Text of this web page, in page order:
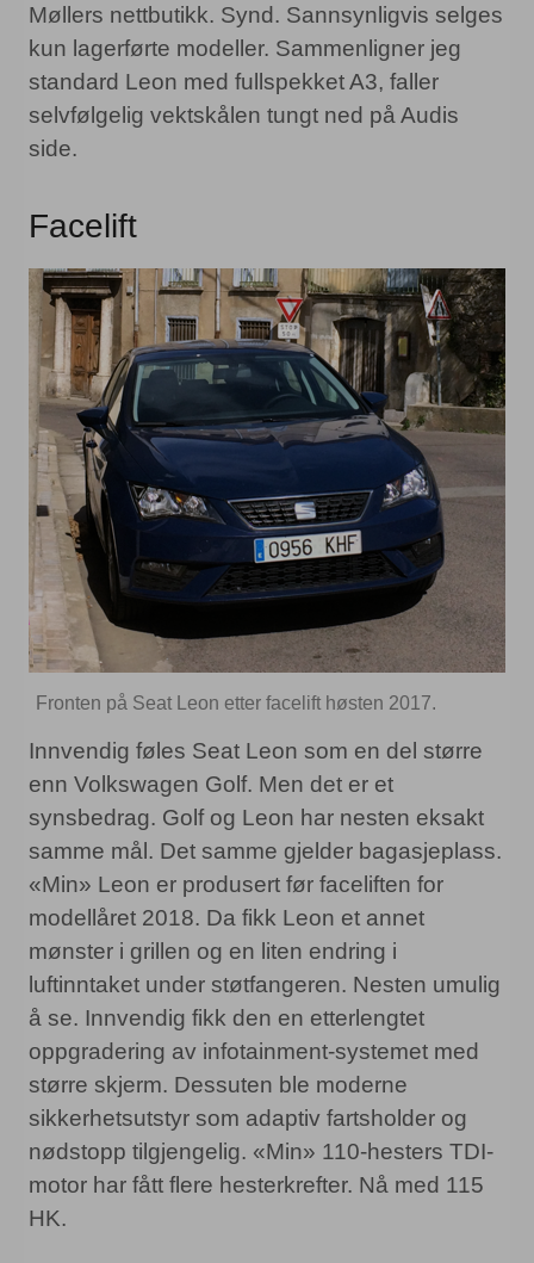
Møllers nettbutikk. Synd. Sannsynligvis selges
kun lagerførte modeller. Sammenligner jeg
standard Leon med fullspekket A3, faller
selvfølgelig vektskålen tungt ned på Audis
side.
Facelift
Fronten på Seat Leon etter facelift høsten 2017.
Innvendig føles Seat Leon som en del større
enn Volkswagen Golf. Men det er et
synsbedrag. Golf og Leon har nesten eksakt
samme mål. Det samme gjelder bagasjeplass.
«Min» Leon er produsert før faceliften for
modellåret 2018. Da fikk Leon et annet
mønster i grillen og en liten endring i
luftinntaket under støtfangeren. Nesten umulig
å se. Innvendig fikk den en etterlengtet
oppgradering av infotainment-systemet med
større skjerm. Dessuten ble moderne
sikkerhetsutstyr som adaptiv fartsholder og
nødstopp tilgjengelig. «Min» 110-hesters TDI-
motor har fått flere hesterkrefter. Nå med 115
HK.